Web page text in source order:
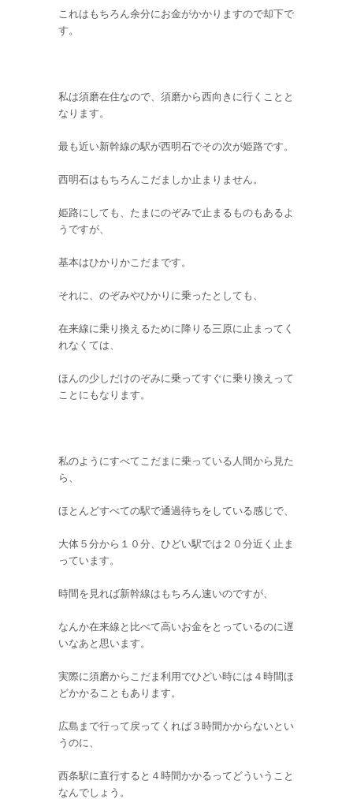
これはもちろん余分にお金がかかりますので却下で
す。
私は須磨在住なので、須磨から西向きに行くことと
なります。
最も近い新幹線の駅が西明石でその次が姫路です。
西明石はもちろんこだましか止まりません。
姫路にしても、たまにのぞみで止まるものもあるよ
うですが、
基本はひかりかこだまです。
それに、のぞみやひかりに乗ったとしても、
在来線に乗り換えるために降りる三原に止まってく
れなくては、
ほんの少しだけのぞみに乗ってすぐに乗り換えって
ことにもなります。
私のようにすべてこだまに乗っている人間から見た
ら、
ほとんどすべての駅で通過待ちをしている感じで、
大体５分から１０分、ひどい駅では２０分近く止ま
っています。
時間を見れば新幹線はもちろん速いのですが、
なんか在来線と比べて高いお金をとっているのに遅
いなあと思います。
実際に須磨からこだま利用でひどい時には４時間ほ
どかかることもあります。
広島まで行って戻ってくれば３時間かからないとい
うのに、
西条駅に直行すると４時間かかるってどういうこと
なんでしょう。